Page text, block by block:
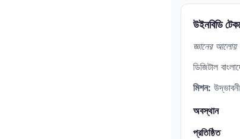
উইনবিডি
জ্ঞানের
ডিজিটাল
মিশন:
অবস্থান
প্রতিষ্ঠিত